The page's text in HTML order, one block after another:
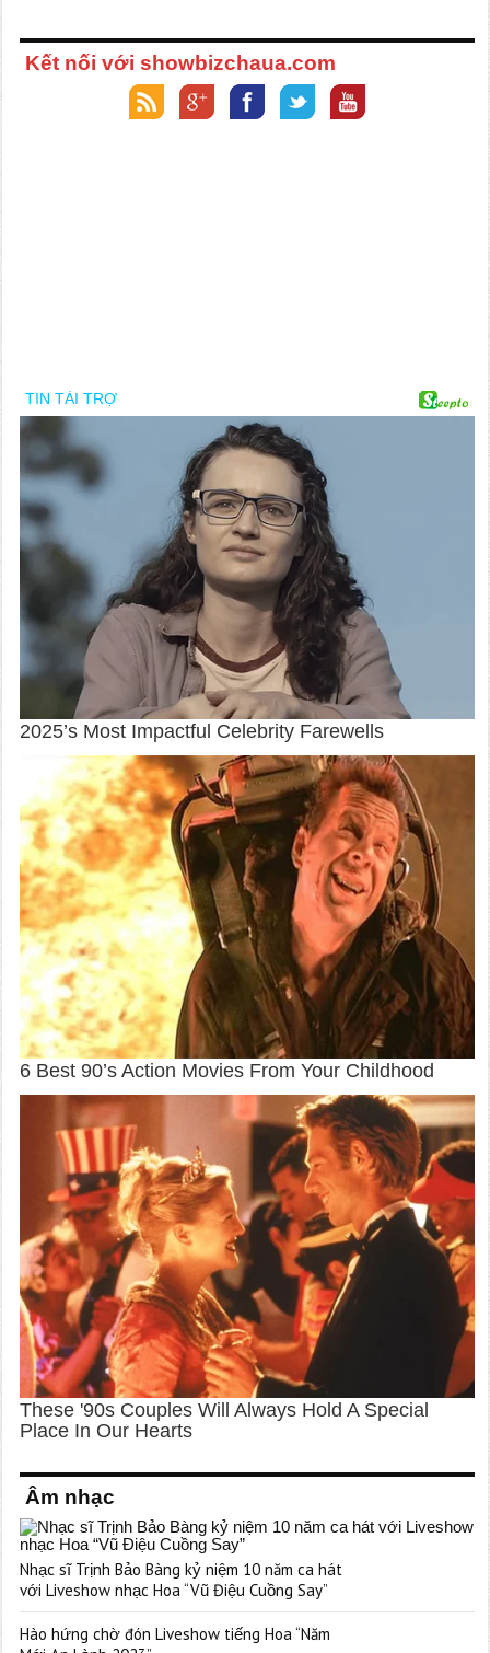
Kết nối với showbizchaua.com
Âm nhạc
Nhạc sĩ Trịnh Bảo Bàng kỷ niệm 10 năm ca hát
với Liveshow nhạc Hoa “Vũ Điệu Cuồng Say”
Hào hứng chờ đón Liveshow tiếng Hoa “Năm